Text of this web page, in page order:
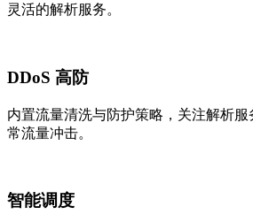
灵活的解析服务。
DDoS 高防
内置流量清洗与防护策略，关注解析
常流量冲击。
智能调度